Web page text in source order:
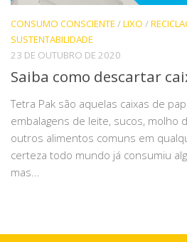
CONSUMO CONSCIENTE/LIXO /
SUSTENTABILIDADE
23 DE OUTUBRO DE 2020
Saiba como descartar
Tetra Pak são aquelas caixas de
embalagens de leite, sucos, molho
outros alimentos comuns em
certeza todo mundo já consumiu
mas...